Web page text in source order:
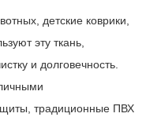
детские коврики,
эту ткань,
и долговечность.
традиционные ПВХ